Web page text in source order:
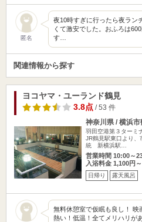
匿名
夜10時すぎに行ったら夜ラン
くて激安でした。おふろは
す…
関連情報から探す
ヨコヤマ・ユーランド鶴見
3.8点/ 53 件
神奈川県 / 横浜市
羽田空港第３ターミ
JR鶴見駅東口より
統 新横浜駅…
営業時間 10:00～
入浴料金 1,100円～
日帰り 露天風呂
無料休憩室で仮眠も良し！ 映
熱い！低温！全てメリハリが